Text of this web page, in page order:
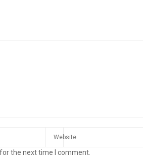
the next time I comment.